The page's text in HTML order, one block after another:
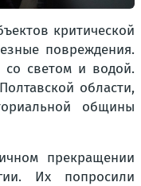
критической
повреждения.
со светом и водой.
области,
общины
прекращении
Их попросили